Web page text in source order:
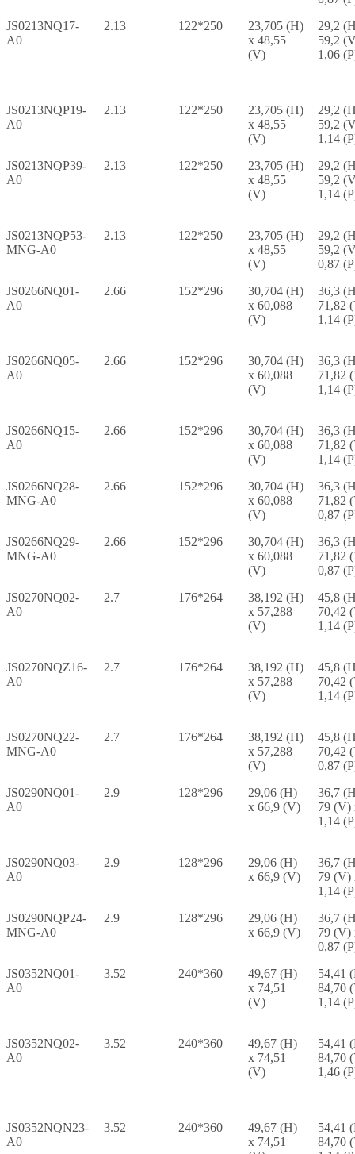
JS0213NQ17-
A0
2.13 122*250
23,705 (H)
x 48,55
(V)
29,2
59,2
1,06
JS0213NQP19-
A0
2.13 122*250
23,705 (H)
x 48,55
(V)
29,2
59,2
1,14
JS0213NQP39-
A0
2.13 122*250
23,705 (H)
x 48,55
(V)
29,2
59,2
1,14
JS0213NQP53-
MNG-A0
2.13 122*250
23,705 (H)
x 48,55
(V)
29,2
59,2
0,87
JS0266NQ01-
A0
2.66 152*296
30,704 (H)
x 60,088
(V)
36,3
71,82
1,14
JS0266NQ05-
A0
2.66 152*296
30,704 (H)
x 60,088
(V)
36,3
71,82
1,14
JS0266NQ15-
A0
2.66 152*296
30,704 (H)
x 60,088
(V)
36,3
71,82
1,14
JS0266NQ28-
MNG-A0
2.66 152*296
30,704 (H)
x 60,088
(V)
36,3
71,82
0,87
JS0266NQ29-
MNG-A0
2.66 152*296
30,704 (H)
x 60,088
(V)
36,3
71,82
0,87
JS0270NQ02-
A0
2.7 176*264
38,192 (H)
x 57,288
(V)
45,8
70,42
1,14
JS0270NQZ16-
A0
2.7 176*264
38,192 (H)
x 57,288
(V)
45,8
70,42
1,14
JS0270NQ22-
MNG-A0
2.7 176*264
38,192 (H)
x 57,288
(V)
45,8
70,42
0,87
JS0290NQ01-
A0
2.9 128*296
29,06 (H)
x 66,9 (V)
36,7
79 (V)
1,14
JS0290NQ03-
A0
2.9 128*296
29,06 (H)
x 66,9 (V)
36,7
79 (V)
1,14
JS0290NQP24-
MNG-A0
2.9 128*296
29,06 (H)
x 66,9 (V)
36,7
79 (V)
0,87
JS0352NQ01-
A0
3.52 240*360
49,67 (H)
x 74,51
(V)
54,41
84,70
1,14
JS0352NQ02-
A0
3.52 240*360
49,67 (H)
x 74,51
(V)
54,41
84,70
1,46
JS0352NQN23-
A0
3.52 240*360
49,67 (H)
x 74,51
54,41
84,70